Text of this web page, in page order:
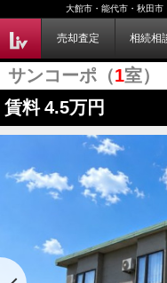
大館市・能代市・秋田市
売却査定 相続相
サンコーポ（1室）
賃料 4.5万円